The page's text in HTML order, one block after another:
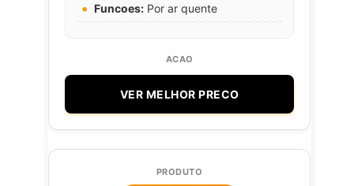
Funcoes: Por ar quente
VER MELHOR PRECO